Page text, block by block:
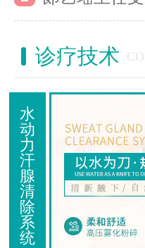
诊疗技术
水
动
力
汗
腺
清
除
系
统